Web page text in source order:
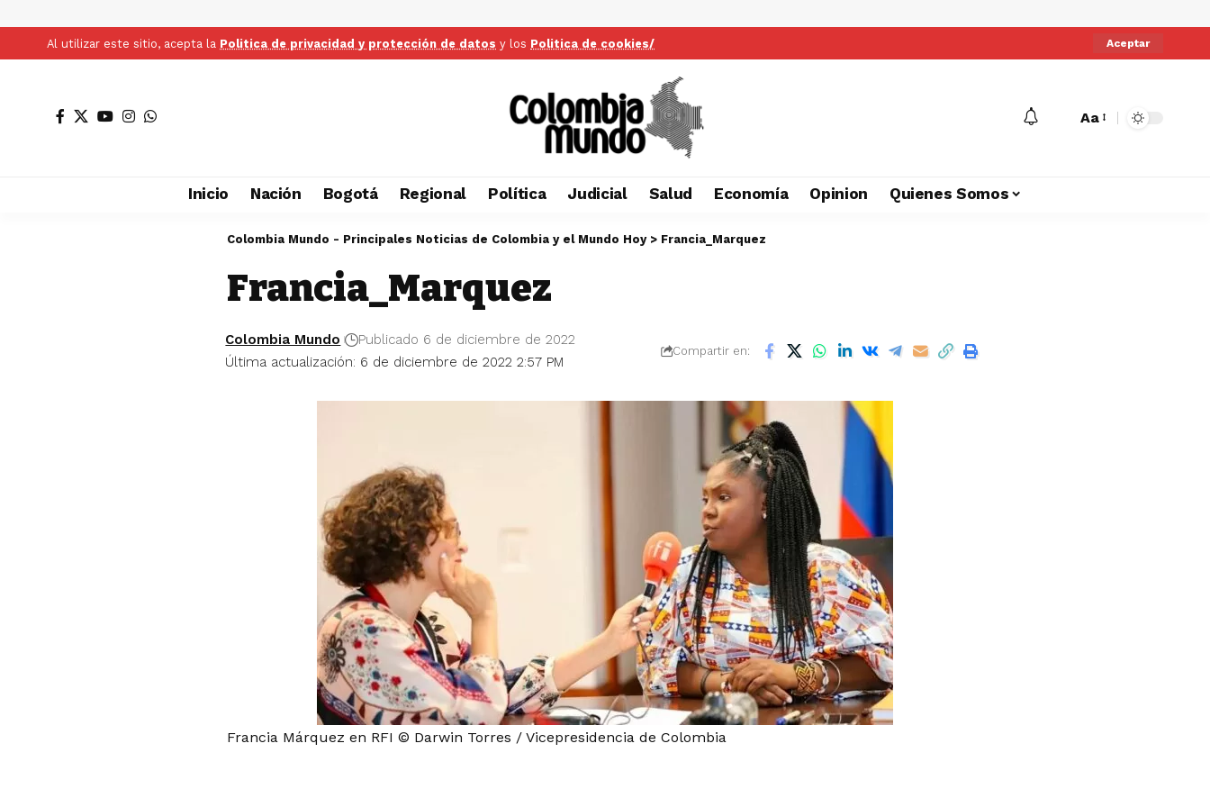
Al utilizar este sitio, acepta la Politica de privacidad y protección de datos y los Politica de cookies/ Aceptar
Aa
Inicio Nación Bogotá Regional Política Judicial Salud Economía Opinion Quienes Somos
Colombia Mundo - Principales Noticias de Colombia y el Mundo Hoy> Francia_Marquez
Francia_Marquez
Última actualización: 6 de diciembre de 2022 2:57 PM
Colombia Mundo Publicado 6 de diciembre de 2022
Compartir en:
Francia Márquez en RFI © Darwin Torres / Vicepresidencia de Colombia